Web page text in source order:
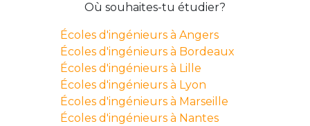
Où souhaites-tu étudier?
Écoles d'ingénieurs à Angers
Écoles d'ingénieurs à Bordeaux
Écoles d'ingénieurs à Lille
Écoles d'ingénieurs à Lyon
Écoles d'ingénieurs à Marseille
Écoles d'ingénieurs à Nantes